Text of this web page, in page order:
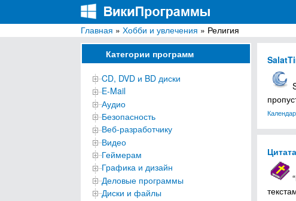
ВикиПрограммы
Энциклопедия бесплатных компьютерных программ
Главная » Хобби и увлечения » Религия
Категории программ
CD, DVD и BD диски
E-Mail
Аудио
Безопасность
Веб-разработчику
Видео
Геймерам
Графика и дизайн
Деловые программы
Диски и файлы